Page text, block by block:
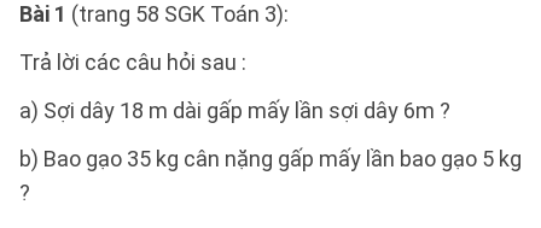
Bài 1 (trang 58 SGK Toán 3):
Trả lời các câu hỏi sau :
a) Sợi dây 18 m dài gấp mấy lần sợi dây 6m ?
b) Bao gạo 35 kg cân nặng gấp mấy lần bao gạo 5 kg
?